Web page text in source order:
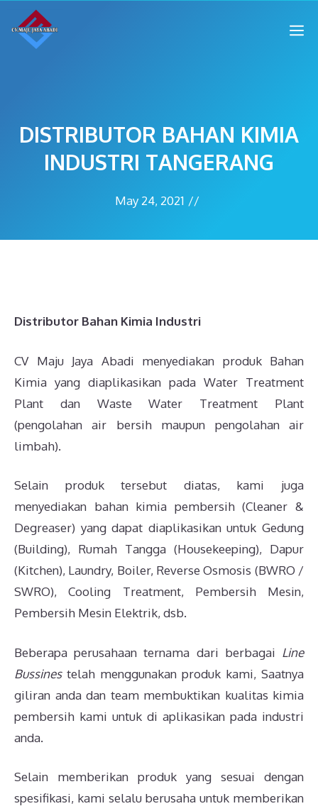
DISTRIBUTOR BAHAN KIMIA
INDUSTRI TANGERANG
May 24, 2021 //
Distributor Bahan Kimia Industri
CV Maju Jaya Abadi menyediakan produk Bahan
Kimia yang diaplikasikan pada Water Treatment
Plant dan Waste Water Treatment Plant
(pengolahan air bersih maupun pengolahan air
limbah).
Selain produk tersebut diatas, kami juga
menyediakan bahan kimia pembersih (Cleaner &
Degreaser) yang dapat diaplikasikan untuk Gedung
(Building), Rumah Tangga (Housekeeping), Dapur
(Kitchen), Laundry, Boiler, Reverse Osmosis (BWRO /
SWRO), Cooling Treatment, Pembersih Mesin,
Pembersih Mesin Elektrik, dsb.
Beberapa perusahaan ternama dari berbagai Line
Bussines telah menggunakan produk kami, Saatnya
giliran anda dan team membuktikan kualitas kimia
pembersih kami untuk di aplikasikan pada industri
anda.
Selain memberikan produk yang sesuai dengan
spesifikasi, kami selalu berusaha untuk memberikan